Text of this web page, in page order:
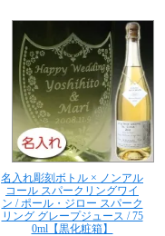
名入れ彫刻ボトル × ノンアル
コール スパークリングワイ
ン / ポール・ジロー スパーク
リング グレープジュース / 75
0ml【黒化粧箱】